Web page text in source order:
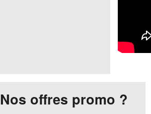
Nos offres promo ?